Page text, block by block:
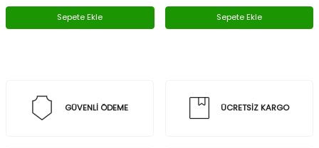
Sepete Ekle Sepete Ekle
GÜVENLİ ÖDEME ÜCRETSİZ KARGO